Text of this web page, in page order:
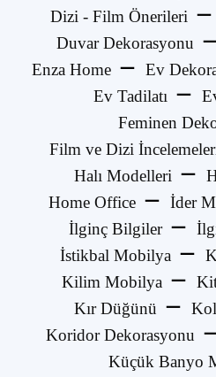
Dizi - Film Önerileri
Duvar Dekorasyonu
Enza Home
Ev
Ev Tadilatı
Feminen
Film ve Dizi
Halı Modelleri
Home Office
İder
İlginç Bilgiler
İstikbal Mobilya
Kilim Mobilya
Kır Düğünü
Koridor Dekorasyonu
Küçük Banyo